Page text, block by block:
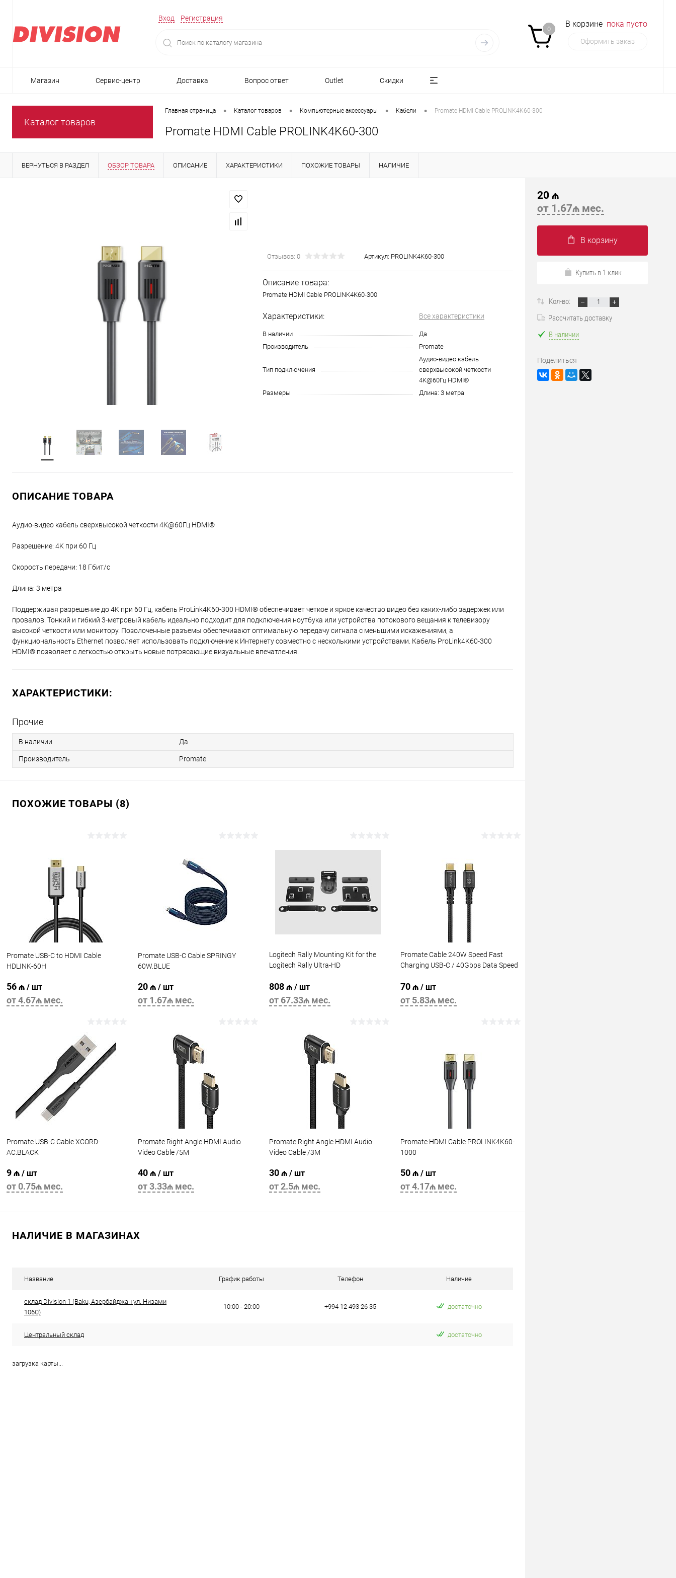
Вход Регистрация
0
В корзине пока пусто
Оформить заказ
Магазин Сервис-центр Доставка Вопрос ответ Outlet Скидки
Каталог товаров
Главная страница • Каталог товаров • Компьютерные аксессуары • Кабели • Promate HDMI Cable PROLINK4K60-300
Promate HDMI Cable PROLINK4K60-300
ВЕРНУТЬСЯ В РАЗДЕЛ ОБЗОР ТОВАРА ОПИСАНИЕ ХАРАКТЕРИСТИКИ ПОХОЖИЕ ТОВАРЫ НАЛИЧИЕ
Отзывов: 0 Артикул: PROLINK4K60-300
Описание товара:
Promate HDMI Cable PROLINK4K60-300
Характеристики: Все характеристики
В наличии
Да
Производитель
Promate
Тип подключения
Аудио-видео кабель
сверхвысокой четкости
4K@60Гц HDMI®
Размеры
Длина: 3 метра
ОПИСАНИЕ ТОВАРА
Аудио-видео кабель сверхвысокой четкости 4K@60Гц HDMI®
Разрешение: 4K при 60 Гц
Скорость передачи: 18 Гбит/с
Длина: 3 метра
Поддерживая разрешение до 4K при 60 Гц, кабель ProLink4K60-300 HDMI® обеспечивает четкое и яркое качество видео без каких-либо задержек или
провалов. Тонкий и гибкий 3-метровый кабель идеально подходит для подключения ноутбука или устройства потокового вещания к телевизору
высокой четкости или монитору. Позолоченные разъемы обеспечивают оптимальную передачу сигнала с меньшими искажениями, а
функциональность Ethernet позволяет использовать подключение к Интернету совместно с несколькими устройствами. Кабель ProLink4K60-300
HDMI® позволяет с легкостью открыть новые потрясающие визуальные впечатления.
ХАРАКТЕРИСТИКИ:
Прочие
В наличии Да
Производитель Promate
ПОХОЖИЕ ТОВАРЫ (8)
Promate USB-C to HDMI Cable
HDLINK-60H
56 ₼ / шт
от 4.67₼ мес.
Promate USB-C Cable SPRINGY
60W.BLUE
20 ₼ / шт
от 1.67₼ мес.
Logitech Rally Mounting Kit for the
Logitech Rally Ultra-HD
WW - M
808 ₼ / шт
от 67.33₼ мес.
Promate Cable 240W Speed Fast
Charging USB-C / 40Gbps Data Speed
70 ₼ / шт
от 5.83₼ мес.
Promate USB-C Cable XCORD-
AC.BLACK
9 ₼ / шт
от 0.75₼ мес.
Promate Right Angle HDMI Audio
Video Cable /5M
40 ₼ / шт
от 3.33₼ мес.
Promate Right Angle HDMI Audio
Video Cable /3M
30 ₼ / шт
от 2.5₼ мес.
Promate HDMI Cable PROLINK4K60-
1000
50 ₼ / шт
от 4.17₼ мес.
НАЛИЧИЕ В МАГАЗИНАХ
Название График работы Телефон Наличие
склад Division 1 (Baku, Азербайджан ул. Низами
106C)
10:00 - 20:00 +994 12 493 26 35 достаточно
Центральный склад достаточно
загрузка карты...
20 ₼
от 1.67₼ мес.
В корзину
Купить в 1 клик
Кол-во:
Рассчитать доставку
В наличии
Поделиться